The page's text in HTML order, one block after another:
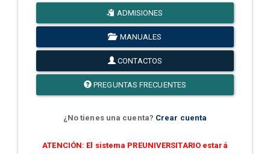
ADMISIONES
MANUALES
CONTACTOS
PREGUNTAS FRECUENTES
¿No tienes una cuenta? Crear cuenta
ATENCIÓN: El sistema PREUNIVERSITARIO estará